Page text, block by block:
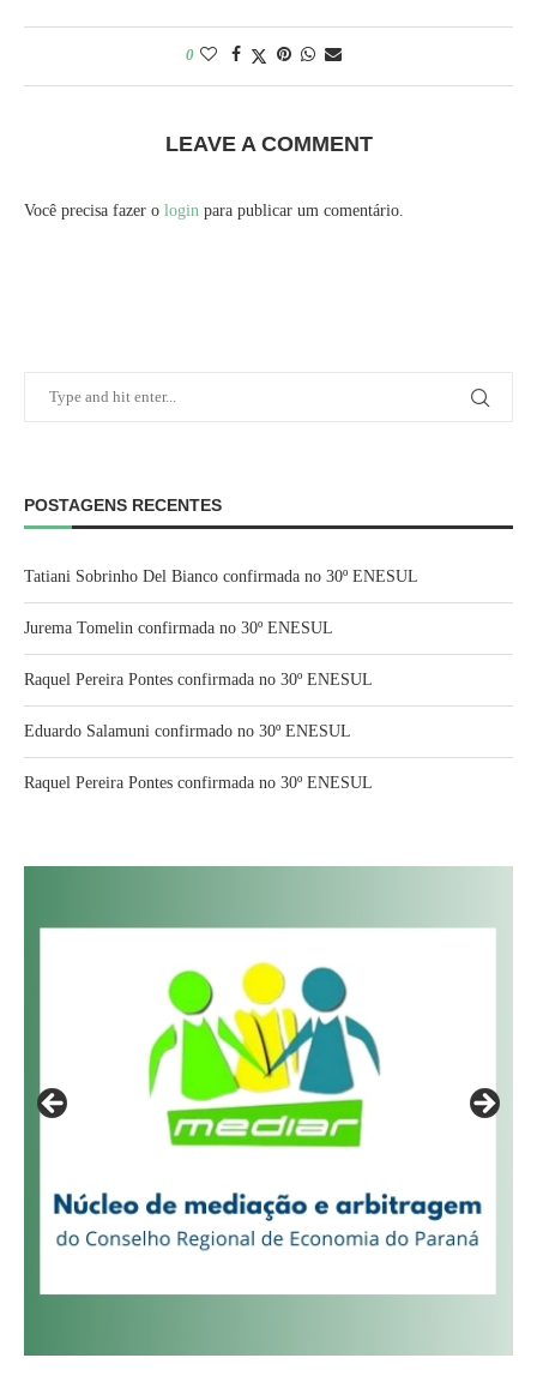
0
LEAVE A COMMENT
Você precisa fazer o login para publicar um comentário.
POSTAGENS RECENTES
Tatiani Sobrinho Del Bianco confirmada no 30º ENESUL
Jurema Tomelin confirmada no 30º ENESUL
Raquel Pereira Pontes confirmada no 30º ENESUL
Eduardo Salamuni confirmado no 30º ENESUL
Raquel Pereira Pontes confirmada no 30º ENESUL